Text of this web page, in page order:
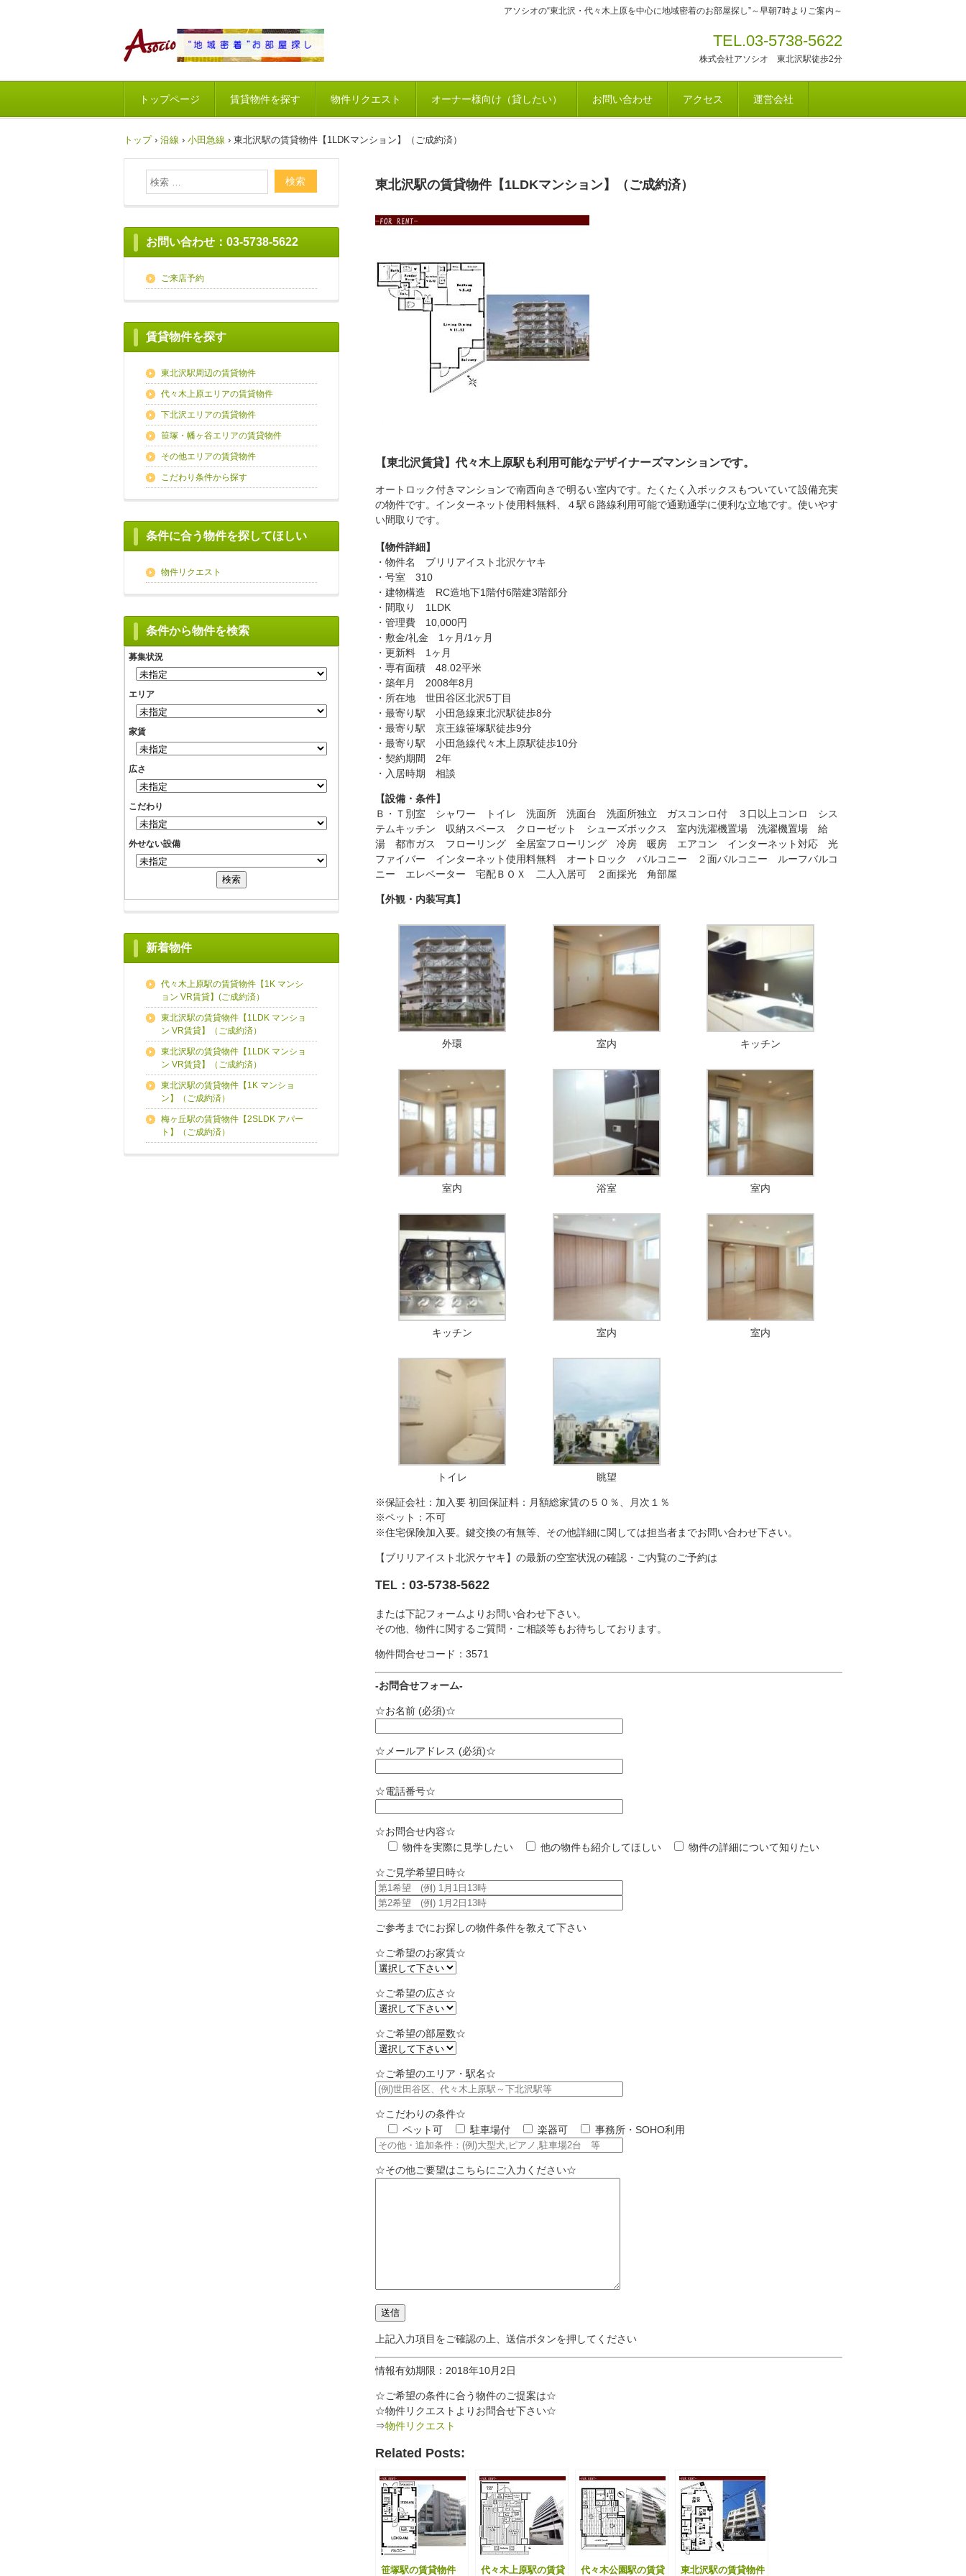
アソシオの“東北沢・代々木上原を中心に地域密着のお部屋探し”～早朝7時よりご案内～
TEL.03-5738-5622
株式会社アソシオ 東北沢駅徒歩2分
トップページ 賃貸物件を探す 物件リクエスト オーナー様向け（貸したい） お問い合わせ アクセス 運営会社
トップ › 沿線 › 小田急線 › 東北沢駅の賃貸物件【1LDKマンション】（ご成約済）
東北沢駅の賃貸物件【1LDKマンション】（ご成約済）
【東北沢賃貸】代々木上原駅も利用可能なデザイナーズマンションです。
オートロック付きマンションで南西向きで明るい室内です。たくたく入ボックスもついていて設備充実
の物件です。インターネット使用料無料、４駅６路線利用可能で通勤通学に便利な立地です。使いやす
い間取りです。
【物件詳細】
・物件名 ブリリアイスト北沢ケヤキ
・号室 310
・建物構造 RC造地下1階付6階建3階部分
・間取り 1LDK
・管理費 10,000円
・敷金/礼金 1ヶ月/1ヶ月
・更新料 1ヶ月
・専有面積 48.02平米
・築年月 2008年8月
・所在地 世田谷区北沢5丁目
・最寄り駅 小田急線東北沢駅徒歩8分
・最寄り駅 京王線笹塚駅徒歩9分
・最寄り駅 小田急線代々木上原駅徒歩10分
・契約期間 2年
・入居時期 相談
【設備・条件】
Ｂ・Ｔ別室 シャワー トイレ 洗面所 洗面台 洗面所独立 ガスコンロ付 ３口以上コンロ シス
テムキッチン 収納スペース クローゼット シューズボックス 室内洗濯機置場 洗濯機置場 給
湯 都市ガス フローリング 全居室フローリング 冷房 暖房 エアコン インターネット対応 光
ファイバー インターネット使用料無料 オートロック バルコニー ２面バルコニー ルーフバルコ
ニー エレベーター 宅配ＢＯＸ 二人入居可 ２面採光 角部屋
【外観・内装写真】
外環 室内 キッチン
室内 浴室 室内
キッチン 室内 室内
トイレ 眺望
※保証会社：加入要 初回保証料：月額総家賃の５０％、月次１％
※ペット：不可
※住宅保険加入要。鍵交換の有無等、その他詳細に関しては担当者までお問い合わせ下さい。
【ブリリアイスト北沢ケヤキ】の最新の空室状況の確認・ご内覧のご予約は
TEL： 03-5738-5622
または下記フォームよりお問い合わせ下さい。
その他、物件に関するご質問・ご相談等もお待ちしております。
物件問合せコード：3571
-お問合せフォーム-
☆お名前 (必須)☆
☆メールアドレス (必須)☆
☆電話番号☆
☆お問合せ内容☆
物件を実際に見学したい
他の物件も紹介してほしい 物件の詳細について知りたい
☆ご見学希望日時☆
ご参考までにお探しの物件条件を教えて下さい
☆ご希望のお家賃☆
☆ご希望の広さ☆
☆ご希望の部屋数☆
☆ご希望のエリア・駅名☆
☆こだわりの条件☆
ペット可
駐車場付 楽器可 事務所・SOHO利用
☆その他ご要望はこちらにご入力ください☆
上記入力項目をご確認の上、送信ボタンを押してください
情報有効期限：2018年10月2日
☆ご希望の条件に合う物件のご提案は☆
☆物件リクエストよりお問合せ下さい☆
⇒物件リクエスト
Related Posts:
笹塚駅の賃貸物件 代々木上原駅の賃貸 代々木公園駅の賃貸 東北沢駅の賃貸物件
お問い合わせ：03-5738-5622
ご来店予約
賃貸物件を探す
東北沢駅周辺の賃貸物件
代々木上原エリアの賃貸物件
下北沢エリアの賃貸物件
笹塚・幡ヶ谷エリアの賃貸物件
その他エリアの賃貸物件
こだわり条件から探す
条件に合う物件を探してほしい
物件リクエスト
条件から物件を検索
募集状況
エリア
家賃
広さ
こだわり
外せない設備
新着物件
代々木上原駅の賃貸物件【1K マンシ
ョン VR賃貸】(ご成約済）
東北沢駅の賃貸物件【1LDK マンショ
ン VR賃貸】（ご成約済）
東北沢駅の賃貸物件【1LDK マンショ
ン VR賃貸】（ご成約済）
東北沢駅の賃貸物件【1K マンショ
ン】（ご成約済）
梅ヶ丘駅の賃貸物件【2SLDK アパー
ト】（ご成約済）